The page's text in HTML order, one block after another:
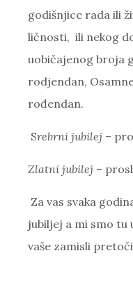
godišnjice rada ili
ličnosti, ili nekog
uobičajenog broja
rodjendan,
rođendan.
Srebrni jubilej –
Zlatni jubilej –
Za vas svaka
jubiljej a mi smo tu
vaše zamisli